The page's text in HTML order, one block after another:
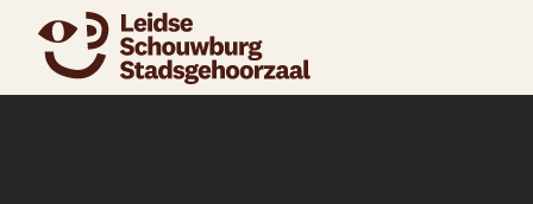
naar agenda